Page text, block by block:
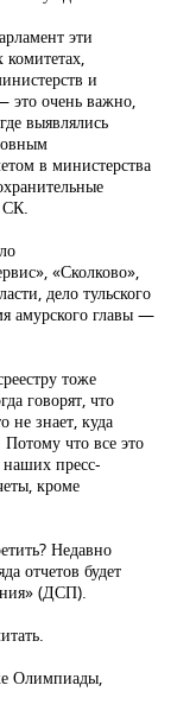
эти
и
это очень важно,
выявлялись
в министерства
СК.
«Сколково»,
дело тульского
амурского главы —
тоже
говорят, что
не знает, куда
что все это
наших пресс-
кроме
Недавно
отчетов будет
(ДСП).
Олимпиады,